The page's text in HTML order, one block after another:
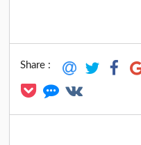
Share :